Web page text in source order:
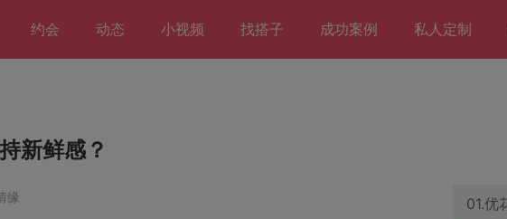
约会 动态 小视频 找搭子 成功案例 私人定制
新鲜感？
缘